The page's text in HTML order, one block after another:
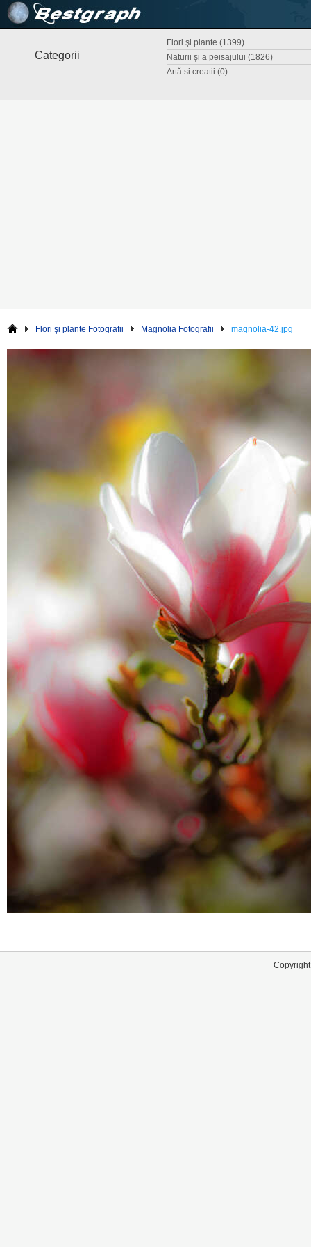
Categorii
Flori şi plante (1399)
Naturii şi a peisajului (1826)
Artă si creatii (0)
Flori şi plante Fotografii Magnolia Fotografii magnolia-42.jpg